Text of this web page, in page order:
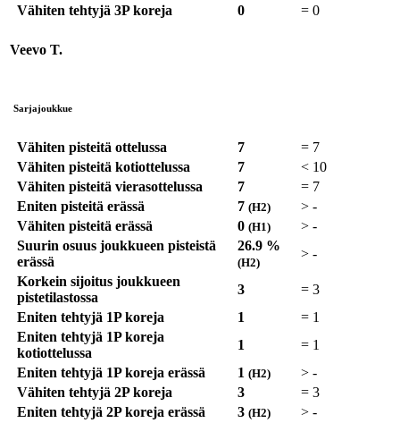
Vähiten tehtyjä 3P koreja
0 = 0
Veevo T.
Sarjajoukkue
Vähiten pisteitä ottelussa 7 = 7
Vähiten pisteitä kotiottelussa
7 < 10
Vähiten pisteitä vierasottelussa
7 = 7
Eniten pisteitä erässä
7 (H2) > -
Vähiten pisteitä erässä
0 (H1) > -
Suurin osuus joukkueen pisteistä
erässä
26.9 %
(H2)
> -
Korkein sijoitus joukkueen
pistetilastossa
3 = 3
Eniten tehtyjä 1P koreja
1 = 1
Eniten tehtyjä 1P koreja
kotiottelussa
1 = 1
Eniten tehtyjä 1P koreja erässä
1 (H2) > -
Vähiten tehtyjä 2P koreja
3 = 3
Eniten tehtyjä 2P koreja erässä
3 (H2) > -